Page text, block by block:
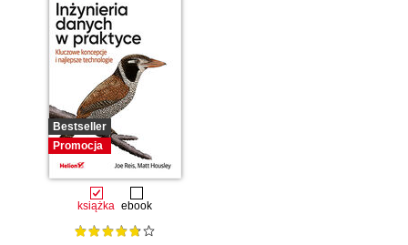
Bestseller
Promocja
książka ebook